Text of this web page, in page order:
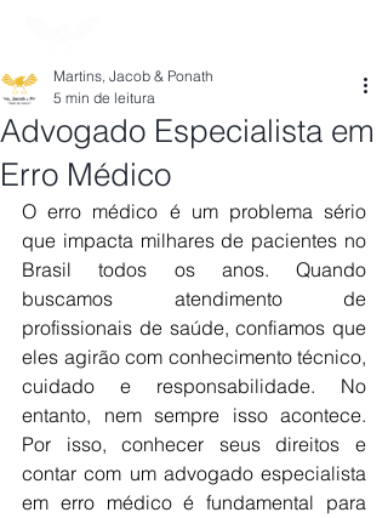
Advogado Especialista em
Erro Médico
Martins, Jacob & Ponath
5 min de leitura
O erro médico é um problema sério
que impacta milhares de pacientes no
Brasil todos os anos. Quando
buscamos atendimento de
profissionais de saúde, confiamos que
eles agirão com conhecimento técnico,
cuidado e responsabilidade. No
entanto, nem sempre isso acontece.
Por isso, conhecer seus direitos e
contar com um advogado especialista
em erro médico é fundamental para